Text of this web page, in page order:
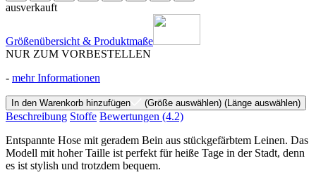
ausverkauft
Größenübersicht & Produktmaße
NUR ZUM VORBESTELLEN
- mehr Informationen
In den Warenkorb hinzufügen (Größe auswählen) (Länge auswählen)
Beschreibung Stoffe Bewertungen (4.2)
Entspannte Hose mit geradem Bein aus stückgefärbtem Leinen. Das
Modell mit hoher Taille ist perfekt für heiße Tage in der Stadt, denn
es ist stylish und trotzdem bequem.